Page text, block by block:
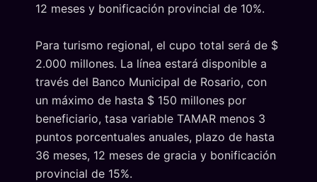
12 meses y bonificación provincial de 10%.
Para turismo regional, el cupo total será de $
2.000 millones. La línea estará disponible a
través del Banco Municipal de Rosario, con
un máximo de hasta $ 150 millones por
beneficiario, tasa variable TAMAR menos 3
puntos porcentuales anuales, plazo de hasta
36 meses, 12 meses de gracia y bonificación
provincial de 15%.